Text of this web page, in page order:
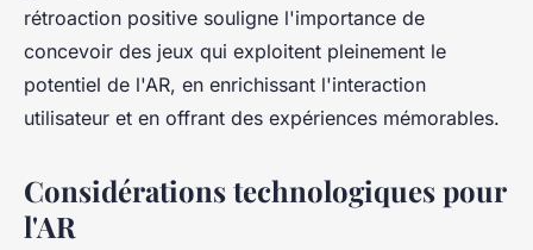
rétroaction positive souligne l'importance de
concevoir des jeux qui exploitent pleinement le
potentiel de l'AR, en enrichissant l'interaction
utilisateur et en offrant des expériences mémorables.
Considérations technologiques pour
l'AR